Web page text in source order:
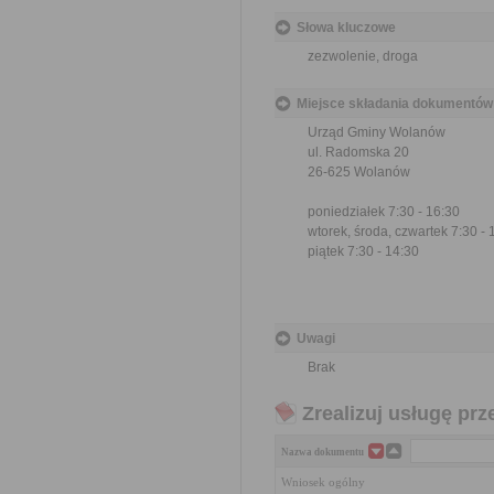
Słowa kluczowe
zezwolenie, droga
Miejsce składania dokumentów
Urząd Gminy Wolanów
ul. Radomska 20
26-625 Wolanów
poniedziałek 7:30 - 16:30
wtorek, środa, czwartek 7:30 -
piątek 7:30 - 14:30
Uwagi
Brak
Zrealizuj usługę
Nazwa dokumentu
Wniosek ogólny